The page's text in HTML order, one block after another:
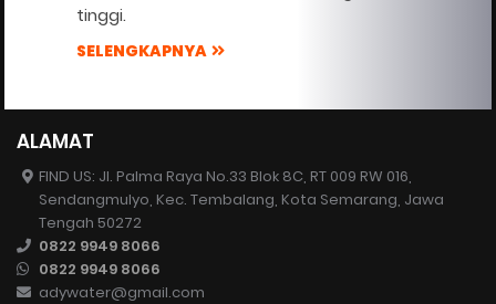
tinggi.
SELENGKAPNYA
ALAMAT
FIND US: Jl. Palma Raya No.33 Blok 8C, RT 009 RW 016,
Sendangmulyo, Kec. Tembalang, Kota Semarang, Jawa
Tengah 50272
0822 9949 8066
0822 9949 8066
adywater@gmail.com